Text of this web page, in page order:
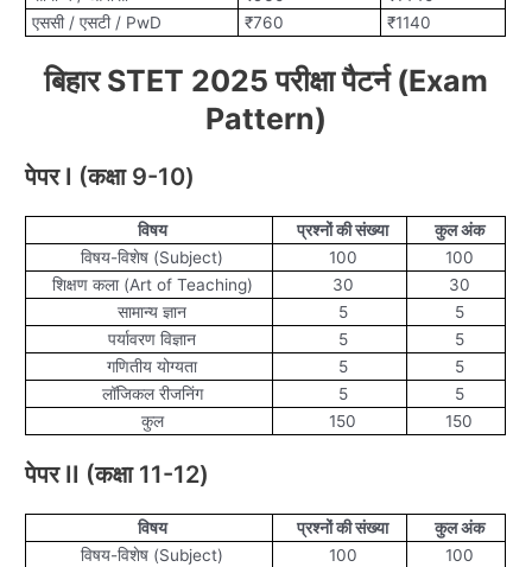
एससी / एसटी / PwD
₹760 ₹1140
बिहार STET 2025 परीक्षा पैटर्न (Exam
Pattern)
पेपर I (कक्षा 9-10)
विषय प्रश्नों की संख्या
कुल अंक
विषय-विशेष (Subject)
100
100
शिक्षण कला (Art of Teaching)
30
30
सामान्य ज्ञान
5
5
पर्यावरण विज्ञान
5
5
गणितीय योग्यता
5
5
लॉजिकल रीजनिंग
5
5
कुल
150 150
पेपर II (कक्षा 11-12)
विषय प्रश्नों की संख्या
कुल अंक
विषय-विशेष (Subject)
100
100